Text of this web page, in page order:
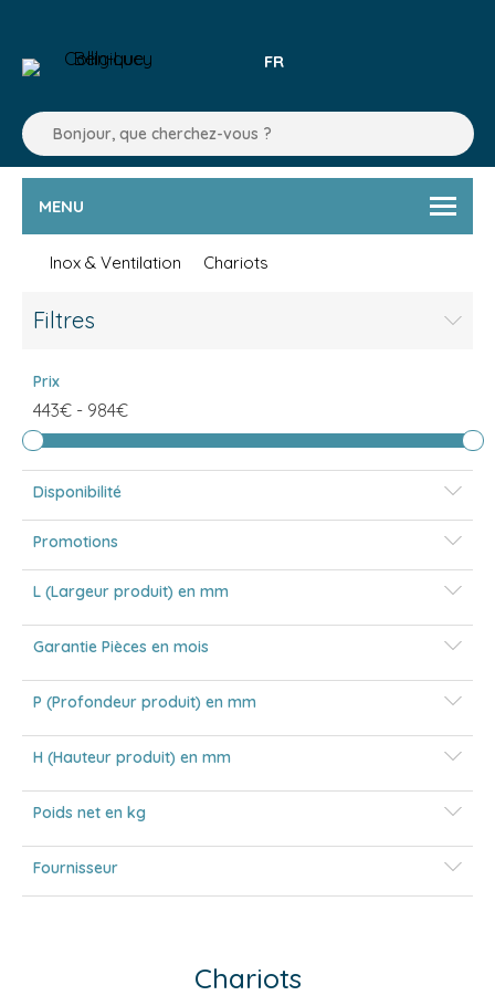
FR
MENU
Inox & Ventilation Chariots
Filtres
Prix
443€ - 984€
Disponibilité
Promotions
L (Largeur produit) en mm
Garantie Pièces en mois
P (Profondeur produit) en mm
H (Hauteur produit) en mm
Poids net en kg
Fournisseur
Chariots